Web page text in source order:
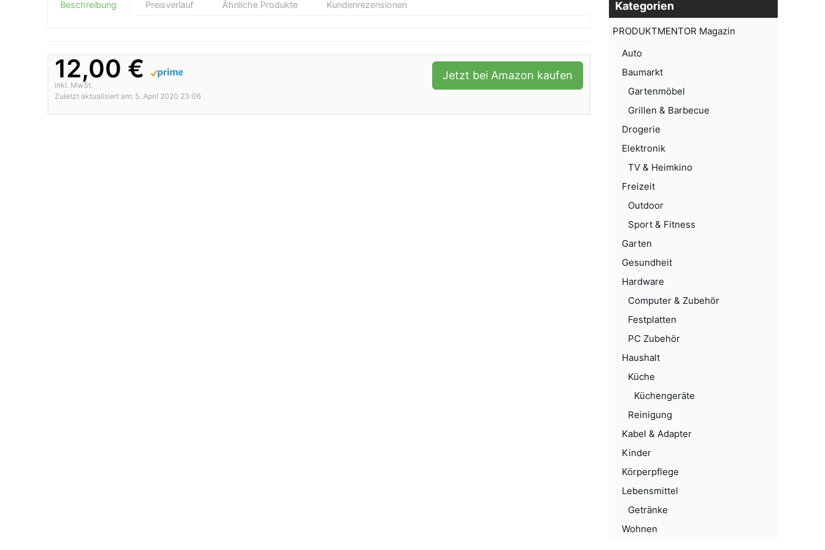
Beschreibung Preisverlauf Ähnliche Produkte Kundenrezensionen
12,00 €
inkl. MwSt.
Zuletzt aktualisiert am: 5. April 2020 23:06
Jetzt bei Amazon kaufen
Kategorien
PRODUKTMENTOR Magazin
Auto
Baumarkt
Gartenmöbel
Grillen & Barbecue
Drogerie
Elektronik
TV & Heimkino
Freizeit
Outdoor
Sport & Fitness
Garten
Gesundheit
Hardware
Computer & Zubehör
Festplatten
PC Zubehör
Haushalt
Küche
Küchengeräte
Reinigung
Kabel & Adapter
Kinder
Körperpflege
Lebensmittel
Getränke
Wohnen